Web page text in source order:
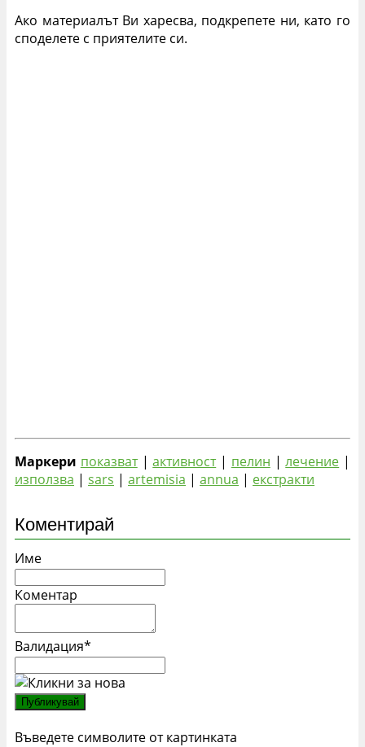
Ако материалът Ви харесва, подкрепете ни, като го
споделете с приятелите си.
Маркери показват|активност| пелин |лечение |
използва | sars | artemisia | annua | екстракти
Коментирай
Име
Коментар
Валидация*
Въведете символите от картинката